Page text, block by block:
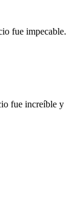
fue impecable.
fue increíble y